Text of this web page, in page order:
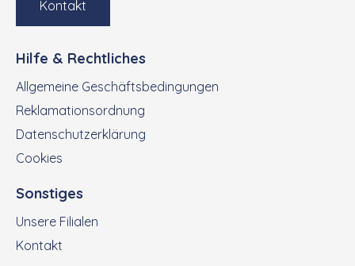
Kontakt
Hilfe & Rechtliches
Allgemeine Geschäftsbedingungen
Reklamationsordnung
Datenschutzerklärung
Cookies
Sonstiges
Unsere Filialen
Kontakt